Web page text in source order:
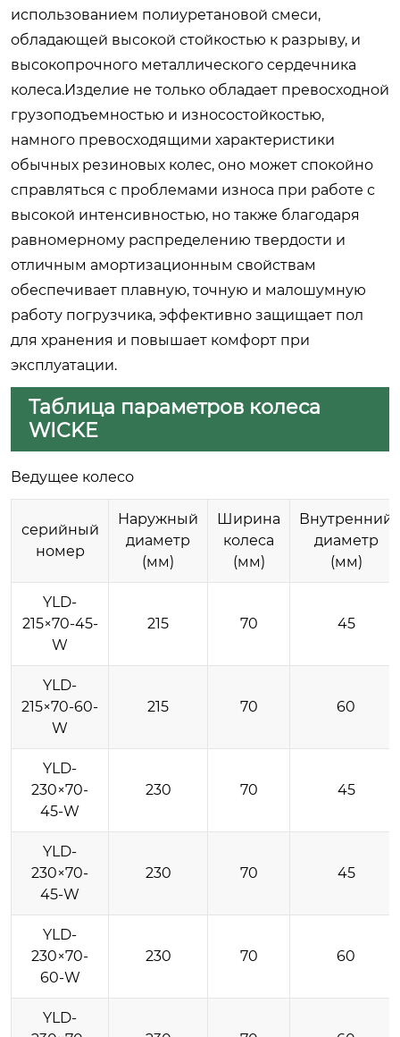
использованием полиуретановой смеси,
обладающей высокой стойкостью к разрыву, и
высокопрочного металлического сердечника
колеса.Изделие не только обладает превосходной
грузоподъемностью и износостойкостью,
намного превосходящими характеристики
обычных резиновых колес, оно может спокойно
справляться с проблемами износа при работе с
высокой интенсивностью, но также благодаря
равномерному распределению твердости и
отличным амортизационным свойствам
обеспечивает плавную, точную и малошумную
работу погрузчика, эффективно защищает пол
для хранения и повышает комфорт при
эксплуатации.
Таблица параметров колеса
WICKE
Ведущее колесо
серийный
номер
Наружный
диаметр
(мм)
Ширина
колеса
(мм)
Внутренний
диаметр
(мм)
YLD-
215×70-45-
W
215 70 45
YLD-
215×70-60-
W
215 70 60
YLD-
230×70-
45-W
230 70 45
YLD-
230×70-
45-W
230 70 45
YLD-
230×70-
60-W
230 70 60
YLD-